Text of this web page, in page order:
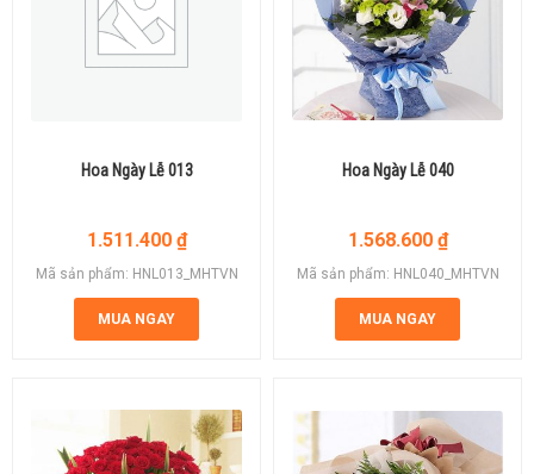
Hoa Ngày Lễ 013
1.511.400 ₫
Mã sản phẩm: HNL013_MHTVN
MUA NGAY
Hoa Ngày Lễ 040
1.568.600 ₫
Mã sản phẩm: HNL040_MHTVN
MUA NGAY